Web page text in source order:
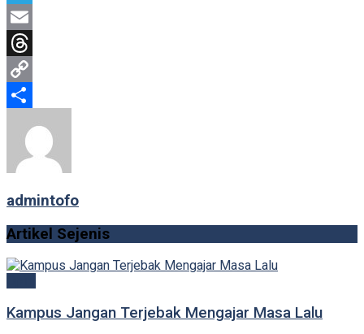
Telegram
Email
Threads
Copy
admintofo
Artikel Sejenis
Kampus Jangan Terjebak Mengajar Masa Lalu